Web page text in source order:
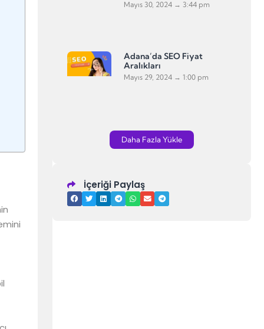
Mayıs 30, 2024 3:44 pm
Adana’da SEO Fiyat
Aralıkları
Mayıs 29, 2024 1:00 pm
Daha Fazla Yükle
İçeriği Paylaş